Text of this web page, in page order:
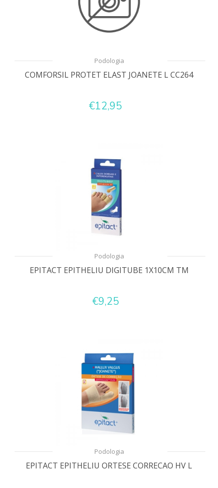
Podologia
COMFORSIL PROTET ELAST JOANETE L CC264
€12,95
Podologia
EPITACT EPITHELIU DIGITUBE 1X10CM TM
€9,25
Podologia
EPITACT EPITHELIU ORTESE CORRECAO HV L